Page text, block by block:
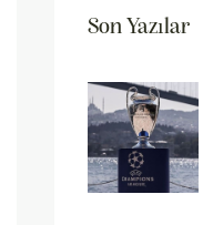
Son Yazılar